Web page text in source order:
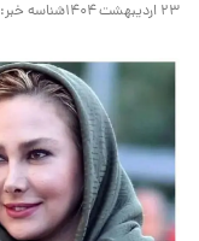
۲۳ اردیبهشت ۱۴۰۴ شناسه خبر: